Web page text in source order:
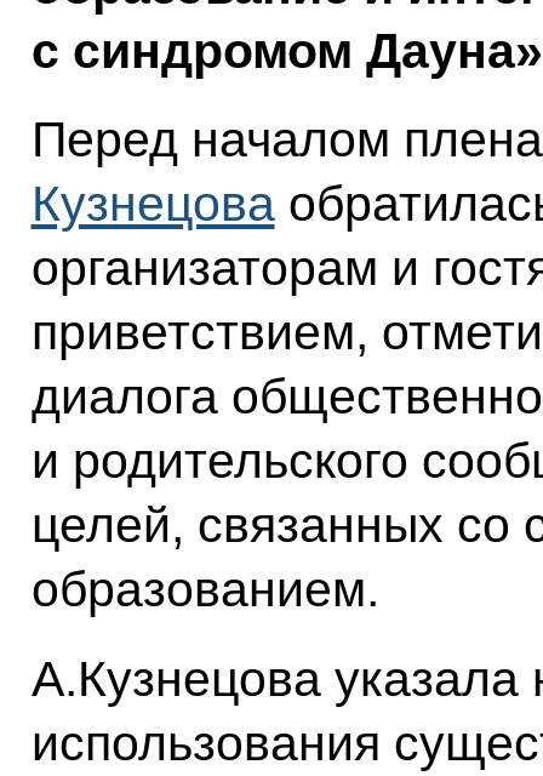
с синдромом
Перед началом
Кузнецова
организаторам и
приветствием,
диалога
и родительского
целей, связанных со
образованием.
А.Кузнецова указала
использования